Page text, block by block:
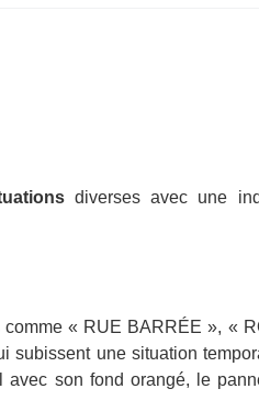
diverses avec une
« RUE BARRÉE », «
une situation
son fond orangé, le